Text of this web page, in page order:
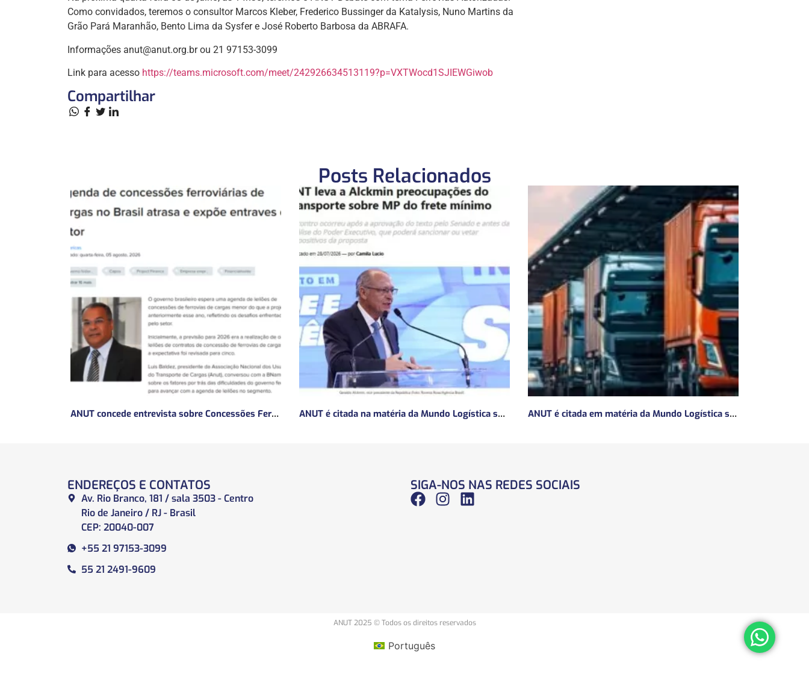
Como convidados, teremos o consultor Marcos Kleber, Frederico Bussinger da Katalysis, Nuno Martins da
Grão Pará Maranhão, Bento Lima da Sysfer e José Roberto Barbosa da ABRAFA.
Informações anut@anut.org.br ou 21 97153-3099
Link para acesso https://teams.microsoft.com/meet/242926634513119?p=VXTWocd1SJIEWGiwob
Compartilhar
Posts Relacionados
ANUT concede entrevista sobre Concessões Ferroviárias ANUT é citada na matéria da Mundo Logística sobre MP do frete mínimo” ANUT é citada em matéria da Mundo Logística sobre a MP do Frete
ENDEREÇOS E CONTATOS
Av. Rio Branco, 181 / sala 3503 - Centro
Rio de Janeiro / RJ - Brasil
CEP: 20040-007
+55 21 97153-3099
55 21 2491-9609
SIGA-NOS NAS REDES SOCIAIS
ANUT 2025 © Todos os direitos reservados
Português